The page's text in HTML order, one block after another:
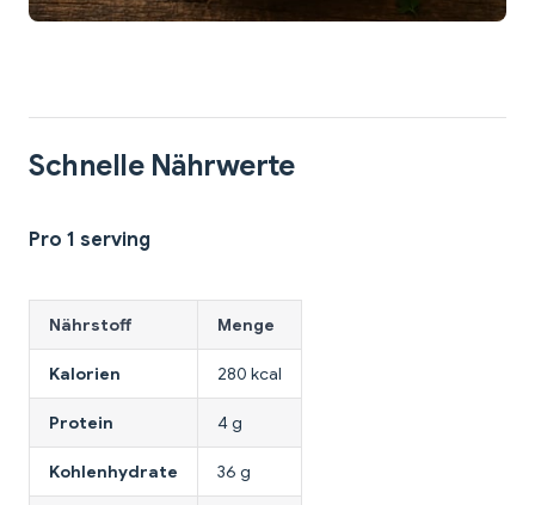
Schnelle Nährwerte
Pro 1 serving
Nährstoff Menge
Kalorien 280 kcal
Protein 4 g
Kohlenhydrate 36 g